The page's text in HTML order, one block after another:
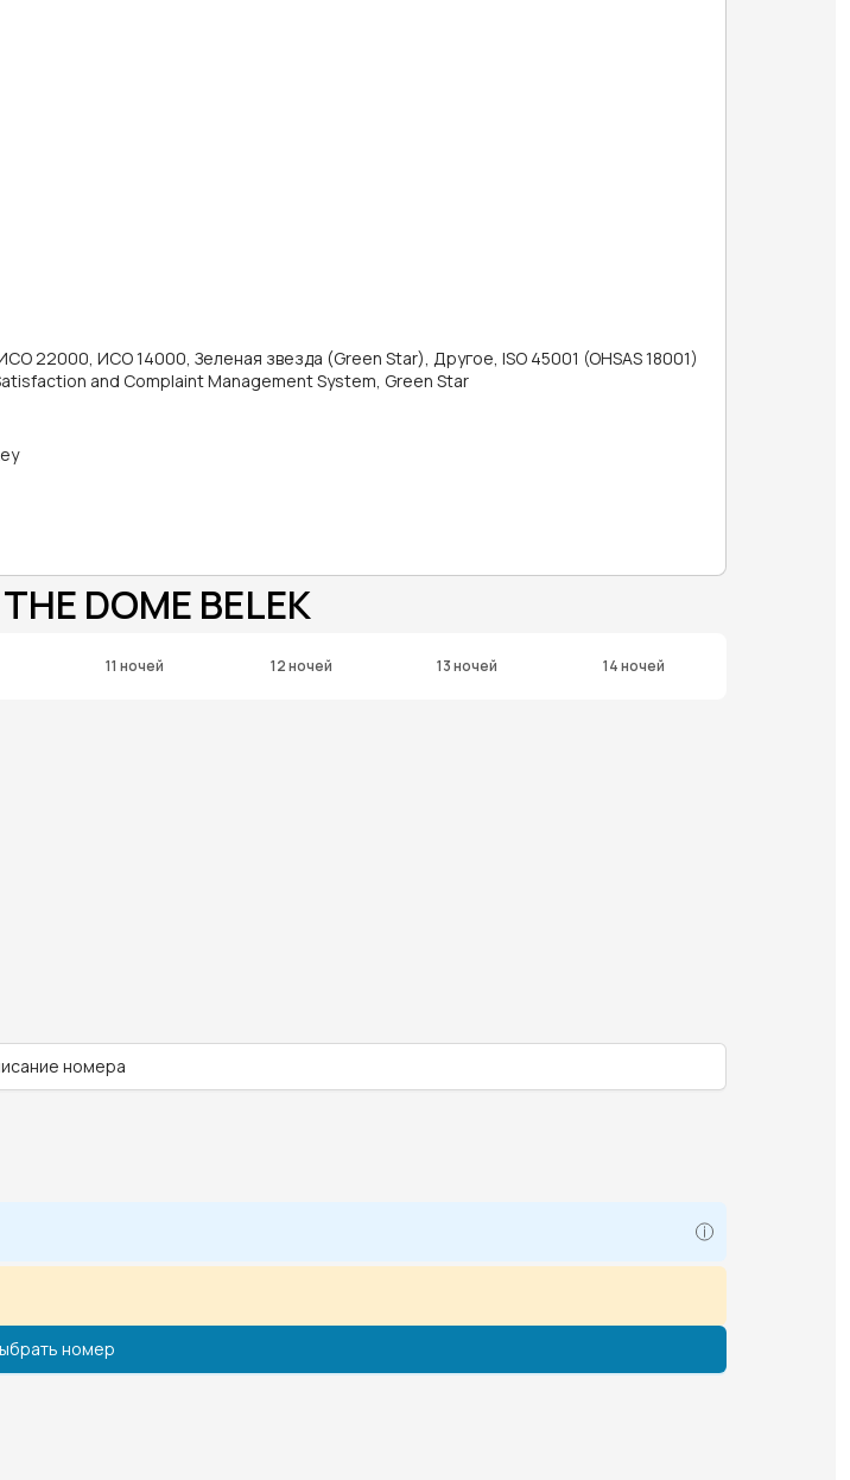
22000, ИСО 14000, Зеленая звезда (Green Star), Другое, ISO 45001 (OHSAS 18001)
and Complaint Management System, Green Star
DOME BELEK
11 ночей 12 ночей 13 ночей 14 ночей
номера
номер